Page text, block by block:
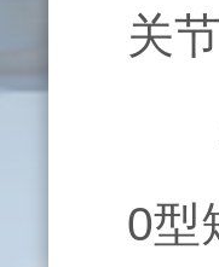
关
科
0型